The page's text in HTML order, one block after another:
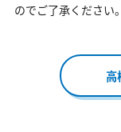
のでご了承ください。
高